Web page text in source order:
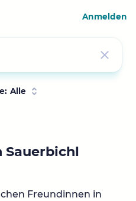
Alle
Sauerbichl
Freundinnen in
Anmelden